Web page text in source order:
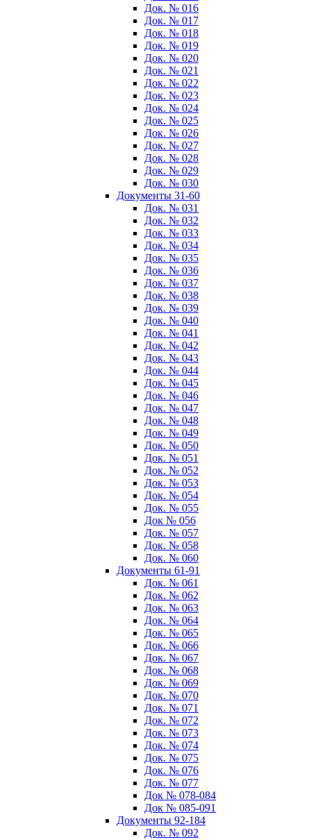
Док. № 016
Док. № 017
Док. № 018
Док. № 019
Док. № 020
Док. № 021
Док. № 022
Док. № 023
Док. № 024
Док. № 025
Док. № 026
Док. № 027
Док. № 028
Док. № 029
Док. № 030
Документы 31-60
Док. № 031
Док. № 032
Док. № 033
Док. № 034
Док. № 035
Док. № 036
Док. № 037
Док. № 038
Док. № 039
Док. № 040
Док. № 041
Док. № 042
Док. № 043
Док. № 044
Док. № 045
Док. № 046
Док. № 047
Док. № 048
Док. № 049
Док. № 050
Док. № 051
Док. № 052
Док. № 053
Док. № 054
Док. № 055
Док № 056
Док. № 057
Док. № 058
Док. № 060
Документы 61-91
Док. № 061
Док. № 062
Док. № 063
Док. № 064
Док. № 065
Док. № 066
Док. № 067
Док. № 068
Док. № 069
Док. № 070
Док. № 071
Док. № 072
Док. № 073
Док. № 074
Док. № 075
Док. № 076
Док. № 077
Док № 078-084
Док № 085-091
Документы 92-184
Док. № 092